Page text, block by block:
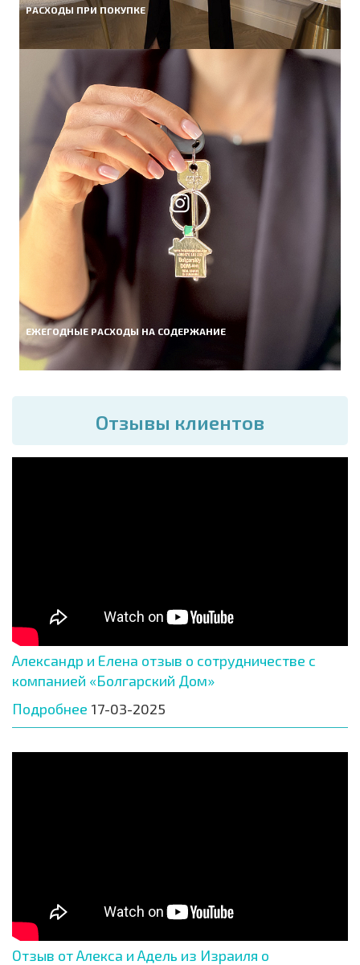
РАСХОДЫ ПРИ ПОКУПКЕ
ЕЖЕГОДНЫЕ РАСХОДЫ НА СОДЕРЖАНИЕ
Отзывы клиентов
Александр и Елена отзыв о сотрудничестве с
компанией «Болгарский Дом»
Подробнее 17-03-2025
Отзыв от Алекса и Адель из Израиля о